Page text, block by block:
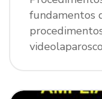
fundamentos